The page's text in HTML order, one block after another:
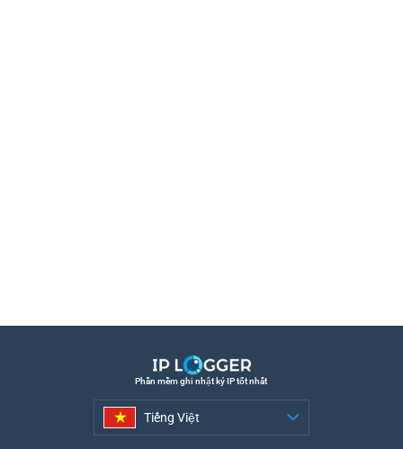
Phần mềm ghi nhật ký IP tốt nhất
Tiếng Việt